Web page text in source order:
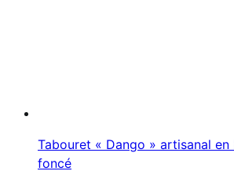
Tabouret « Dango » artisanal
foncé